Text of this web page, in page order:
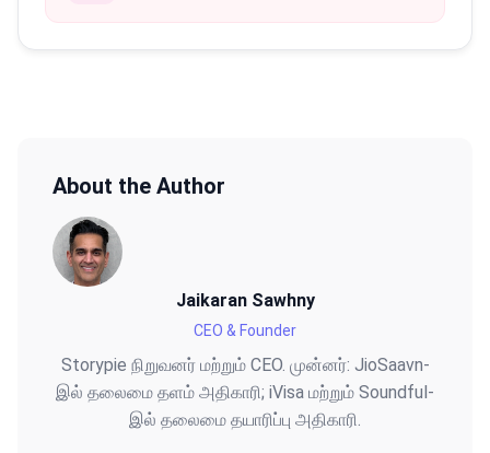
About the Author
Jaikaran Sawhny
CEO & Founder
Storypie நிறுவனர் மற்றும் CEO. முன்னர்: JioSaavn-
இல் தலைமை தளம் அதிகாரி; iVisa மற்றும் Soundful-
இல் தலைமை தயாரிப்பு அதிகாரி.